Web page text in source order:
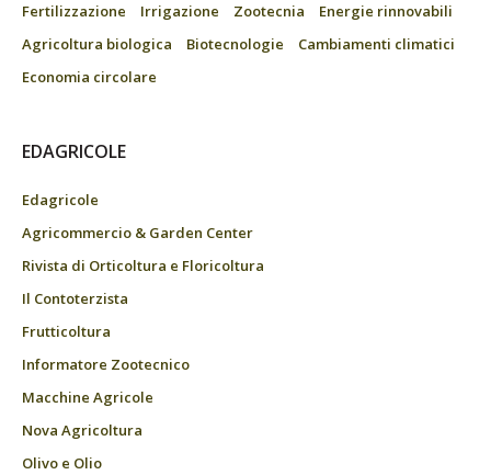
Fertilizzazione
Irrigazione Zootecnia
Energie rinnovabili
Agricoltura biologica
Biotecnologie
Cambiamenti climatici
Economia circolare
EDAGRICOLE
Edagricole
Agricommercio & Garden Center
Rivista di Orticoltura e Floricoltura
Il Contoterzista
Frutticoltura
Informatore Zootecnico
Macchine Agricole
Nova Agricoltura
Olivo e Olio